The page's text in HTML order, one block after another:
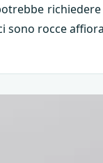
rocce